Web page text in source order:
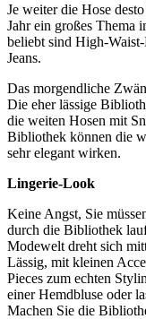
Je weiter die Hose
Jahr ein großes Thema
beliebt sind High-
Jeans.
Das morgendliche
Die eher lässige
die weiten Hosen mit
Bibliothek können die
sehr elegant wirken.
Lingerie-Look
Keine Angst, Sie
durch die Bibliothek
Modewelt dreht sich
Lässig, mit kleinen
Pieces zum echten
einer Hemdbluse oder
Machen Sie die